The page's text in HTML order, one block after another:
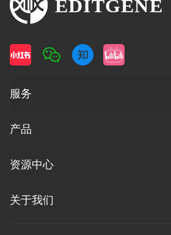
服务
产品
资源中心
关于我们